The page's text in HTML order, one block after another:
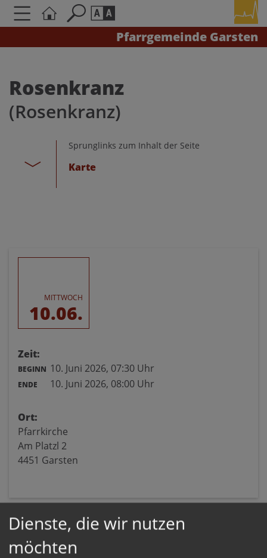
Pfarrgemeinde Garsten
Schriftgröße
AAA
Kontrasteinstellungen
A
Rosenkranz
(Rosenkranz)
Sprunglinks zum Inhalt der Seite
Karte
MITTWOCH
10.06.
Zeit:
BEGINN 10. Juni 2026, 07:30 Uhr
ENDE 10. Juni 2026, 08:00 Uhr
Ort:
Pfarrkirche
Am Platzl 2
4451 Garsten
Dienste, die wir nutzen
möchten